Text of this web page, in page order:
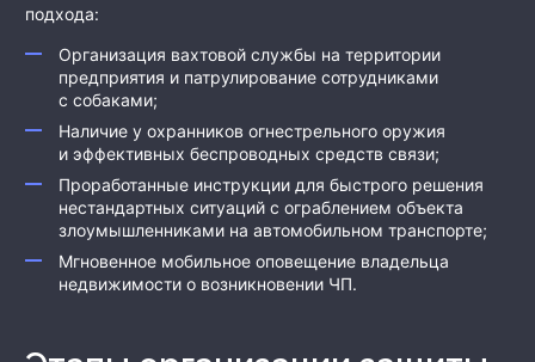
подхода:
Организация вахтовой службы на территории
предприятия и патрулирование сотрудниками
с собаками;
Наличие у охранников огнестрельного оружия
и эффективных беспроводных средств связи;
Проработанные инструкции для быстрого решения
нестандартных ситуаций с ограблением объекта
злоумышленниками на автомобильном транспорте;
Мгновенное мобильное оповещение владельца
недвижимости о возникновении ЧП.